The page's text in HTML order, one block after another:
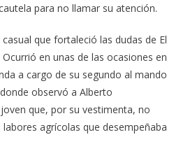
para no llamar su atención.
que fortaleció las dudas de El
en unas de las ocasiones en
a cargo de su segundo al mando
observó a Alberto
que, por su vestimenta, no
agrícolas que desempeñaba